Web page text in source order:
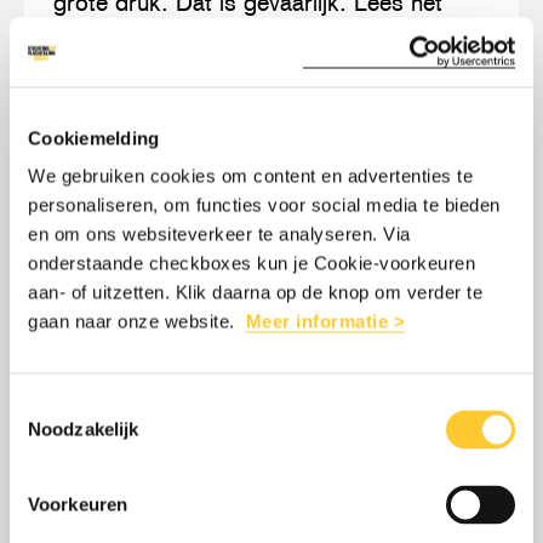
Cookiemelding
We gebruiken cookies om content en advertenties te
personaliseren, om functies voor social media te bieden
en om ons websiteverkeer te analyseren. Via
onderstaande checkboxes kun je Cookie-voorkeuren
aan- of uitzetten. Klik daarna op de knop om verder te
gaan naar onze website. Meer informatie >
Noodzakelijk
Voorkeuren
opiniestuk van onze directeur Benoit De
LEES MEEROVER: OPINIE: NA 75 JAAR
staan
we
een
moreel
kruispunt
STA OP VOOR MEDEMENSELIJKHEID
wankelt, zet Stichting Vluchteling zich
mensen op de vlucht.
Lees
meer
over:
Sta
voor